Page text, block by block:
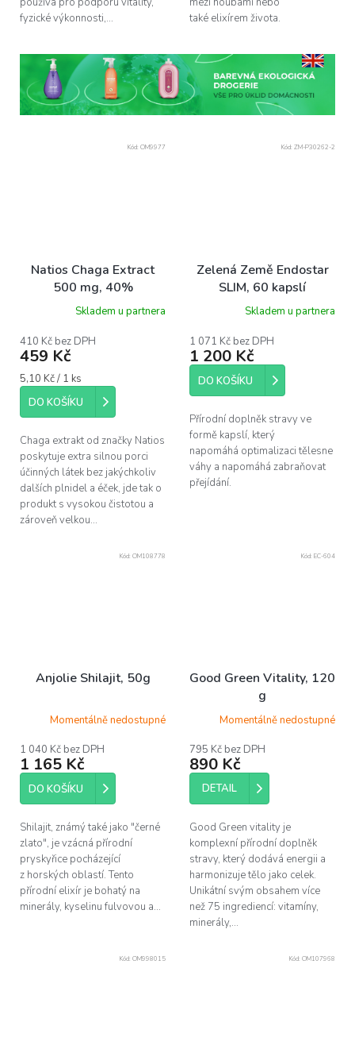
fyzické výkonnosti,...
také elixírem života.
Natios Chaga Extract
500 mg, 40%
polysacharidů, 90 kapslí
Skladem u partnera
410 Kč bez DPH
459 Kč
Měrná
cena:
5,10 Kč / 1 ks
DO KOŠÍKU
Chaga extrakt od značky Natios
poskytuje extra silnou porci
účinných látek bez jakýchkoliv
dalších plnidel a éček, jde tak o
produkt s vysokou čistotou a
zároveň velkou...
Kód: OM9977
Zelená Země Endostar
SLIM, 60 kapslí
Skladem u partnera
1 071 Kč bez DPH
1 200 Kč
DO KOŠÍKU
Přírodní doplněk stravy ve
formě kapslí, který
napomáhá optimalizaci tělesne
váhy a napomáhá zabraňovat
přejídání.
Kód: ZM-P30262-2
Anjolie Shilajit, 50g
Momentálně nedostupné
1 040 Kč bez DPH
1 165 Kč
DO KOŠÍKU
Shilajit, známý také jako "černé
zlato", je vzácná přírodní
pryskyřice pocházející
z horských oblastí. Tento
přírodní elixír je bohatý na
minerály, kyselinu fulvovou a...
Kód: OM108778
Good Green Vitality, 120
g
Momentálně nedostupné
795 Kč bez DPH
890 Kč
DETAIL
Good Green vitality je
komplexní přírodní doplněk
stravy, který dodává energii a
harmonizuje tělo jako celek.
Unikátní svým obsahem více
než 75 ingrediencí: vitamíny,
minerály,...
Kód: EC-604
Kód: OM998015 Kód: OM107968